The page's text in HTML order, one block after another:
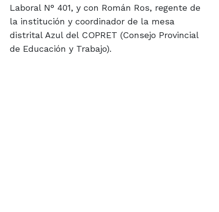
Laboral N° 401, y con Román Ros, regente de
la institución y coordinador de la mesa
distrital Azul del COPRET (Consejo Provincial
de Educación y Trabajo).